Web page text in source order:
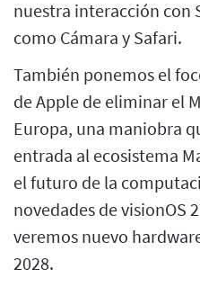
nuestra interacción con
como Cámara y Safari.
También ponemos el
de Apple de eliminar el
Europa, una maniobra
entrada al ecosistema
el futuro de la
novedades de visionOS
veremos nuevo
2028.